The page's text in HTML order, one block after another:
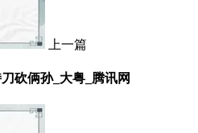
上一篇
砍俩孙_大粤_腾讯网